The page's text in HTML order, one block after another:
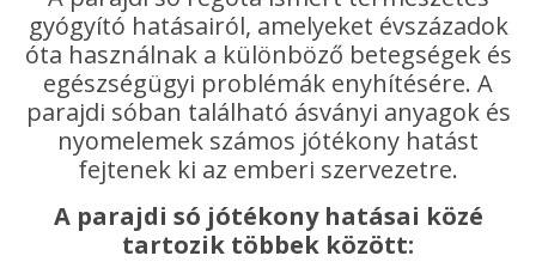
gyógyító hatásairól, amelyeket évszázadok
óta használnak a különböző betegségek és
egészségügyi problémák enyhítésére. A
parajdi sóban található ásványi anyagok és
nyomelemek számos jótékony hatást
fejtenek ki az emberi szervezetre.
A parajdi só jótékony hatásai közé
tartozik többek között: